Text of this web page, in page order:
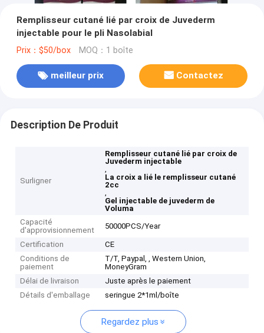
Remplisseur cutané lié par croix de Juvederm
injectable pour le pli Nasolabial
Prix：$50/box MOQ：1 boîte
meilleur prix Contactez
Description De Produit
Surligner
Remplisseur cutané lié par croix de
Juvederm injectable
,
La croix a lié le remplisseur cutané
2cc
,
Gel injectable de juvederm de
Voluma
Capacité
d'approvisionnement
50000PCS/Year
Certification
CE
Conditions de
paiement
T/T, Paypal, , Western Union,
MoneyGram
Délai de livraison
Juste après le paiement
Détails d'emballage
seringue 2*1ml/boîte
Regardez plus